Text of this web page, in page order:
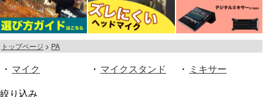
トップページ PA
・ マイク ・ マイクスタンド ・ ミキサー
絞り込み